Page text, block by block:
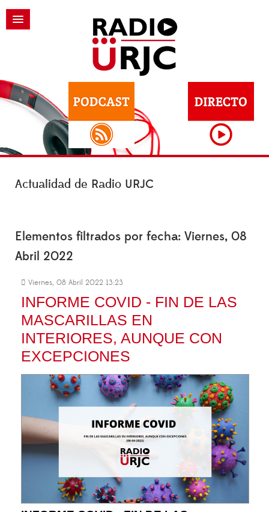
Actualidad de Radio URJC
Elementos filtrados por fecha: Viernes, 08
Abril 2022
Viernes, 08 Abril 2022 13:23
INFORME COVID - FIN DE LAS
MASCARILLAS EN
INTERIORES, AUNQUE CON
EXCEPCIONES